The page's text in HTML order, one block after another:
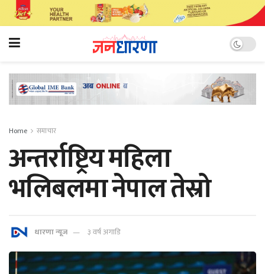
Home समाचार
अन्तर्राष्ट्रिय महिला
भलिबलमा नेपाल तेस्रो
धारणा न्यूज ३ वर्ष अगाडि